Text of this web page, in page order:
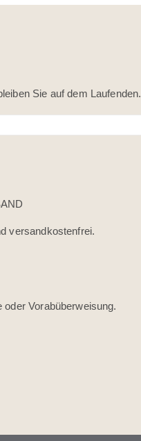
Sie auf dem Laufenden.
versandkostenfrei.
Vorabüberweisung.